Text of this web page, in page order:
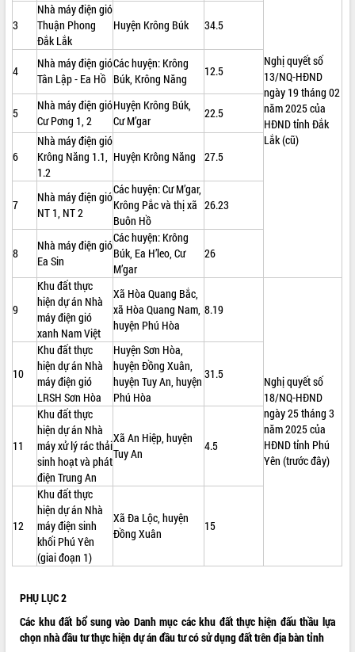
VIDEO
Không có file video nào để phát.
ALBUM ẢNH
LIÊN KẾT WEB
THỐNG KÊ TRUY CẬP
Hôm nay: 13547
66099215
Nghị quyết số
13/NQ-HĐND
ngày 19 tháng 02
năm 2025 của
HĐND tỉnh Đắk
Lắk (cũ)
3
Nhà máy điện gió
Thuận Phong
Đắk Lắk
Huyện Krông Búk 34.5
4
Nhà máy điện gió
Tân Lập - Ea Hồ
Các huyện: Krông
Búk, Krông Năng
12.5
5
Nhà máy điện gió
Cư Pơng 1, 2
Huyện Krông Búk,
Cư M’gar
22.5
6
Nhà máy điện gió
Krông Năng 1.1,
1.2
Huyện Krông Năng 27.5
7
Nhà máy điện gió
NT 1, NT 2
Các huyện: Cư M’gar,
Krông Pắc và thị xã
Buôn Hồ
26.23
8
Nhà máy điện gió
Ea Sin
Các huyện: Krông
Búk, Ea H’leo, Cư
M’gar
26
9
Khu đất thực
hiện dự án Nhà
máy điện gió
xanh Nam Việt
Xã Hòa Quang Bắc,
xã Hòa Quang Nam,
huyện Phú Hòa
8.19
Nghị quyết số
18/NQ-HĐND
ngày 25 tháng 3
năm 2025 của
HĐND tỉnh Phú
Yên (trước đây)
10
Khu đất thực
hiện dự án Nhà
máy điện gió
LRSH Sơn Hòa
Huyện Sơn Hòa,
huyện Đồng Xuân,
huyện Tuy An, huyện
Phú Hòa
31.5
11
Khu đất thực
hiện dự án Nhà
máy xử lý rác thải
sinh hoạt và phát
điện Trung An
Xã An Hiệp, huyện
Tuy An
4.5
12
Khu đất thực
hiện dự án Nhà
máy điện sinh
khối Phú Yên
(giai đoạn 1)
Xã Đa Lộc, huyện
Đồng Xuân
15
PHỤ LỤC 2
Các khu đất bổ sung vào Danh mục các khu đất thực hiện đấu thầu lựa
chọn nhà đầu tư thực hiện dự án đầu tư có sử dụng đất trên địa bàn tỉnh